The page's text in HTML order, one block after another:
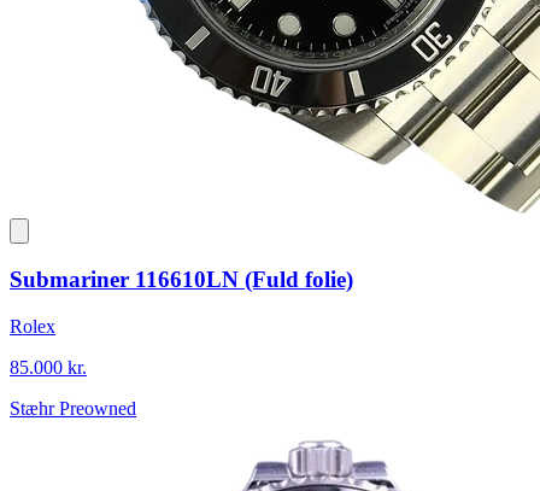
Submariner 116610LN (Fuld folie)
Rolex
85.000 kr.
Stæhr Preowned